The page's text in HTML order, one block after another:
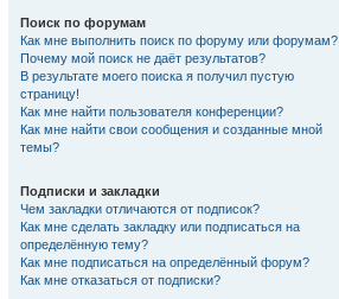
Поиск по форумам
Как мне выполнить поиск по форуму или форумам?
Почему мой поиск не даёт результатов?
В результате моего поиска я получил пустую
страницу!
Как мне найти пользователя конференции?
Как мне найти свои сообщения и созданные мной
темы?
Подписки и закладки
Чем закладки отличаются от подписок?
Как мне сделать закладку или подписаться на
определённую тему?
Как мне подписаться на определённый форум?
Как мне отказаться от подписки?